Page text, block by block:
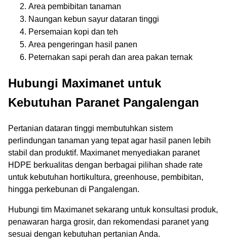
Area pembibitan tanaman
Naungan kebun sayur dataran tinggi
Persemaian kopi dan teh
Area pengeringan hasil panen
Peternakan sapi perah dan area pakan ternak
Hubungi Maximanet untuk
Kebutuhan Paranet Pangalengan
Pertanian dataran tinggi membutuhkan sistem
perlindungan tanaman yang tepat agar hasil panen lebih
stabil dan produktif. Maximanet menyediakan paranet
HDPE berkualitas dengan berbagai pilihan shade rate
untuk kebutuhan hortikultura, greenhouse, pembibitan,
hingga perkebunan di Pangalengan.
Hubungi tim Maximanet sekarang untuk konsultasi produk,
penawaran harga grosir, dan rekomendasi paranet yang
sesuai dengan kebutuhan pertanian Anda.